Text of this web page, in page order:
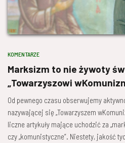
KOMENTARZE
Marksizm to nie żywoty
„Towarzyszowi
Od pewnego czasu obserwujemy
nazywającej się „Towarzyszem
liczne artykuły mające uchodzić za
czy „komunistyczne”. Niestety, jakość